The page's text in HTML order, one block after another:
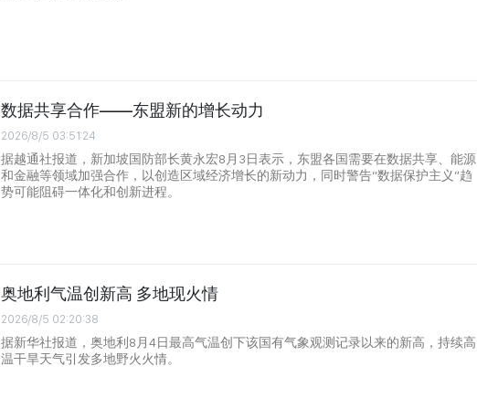
数据共享合作——东盟新的增长动力
2026/8/5 03:51:24
据越通社报道，新加坡国防部长黄永宏8月3日表示，东盟各国需要在数据共享、能源
和金融等领域加强合作，以创造区域经济增长的新动力，同时警告“数据保护主义”趋
势可能阻碍一体化和创新进程。
奥地利气温创新高 多地现火情
2026/8/5 02:20:38
据新华社报道，奥地利8月4日最高气温创下该国有气象观测记录以来的新高，持续高
温干旱天气引发多地野火火情。